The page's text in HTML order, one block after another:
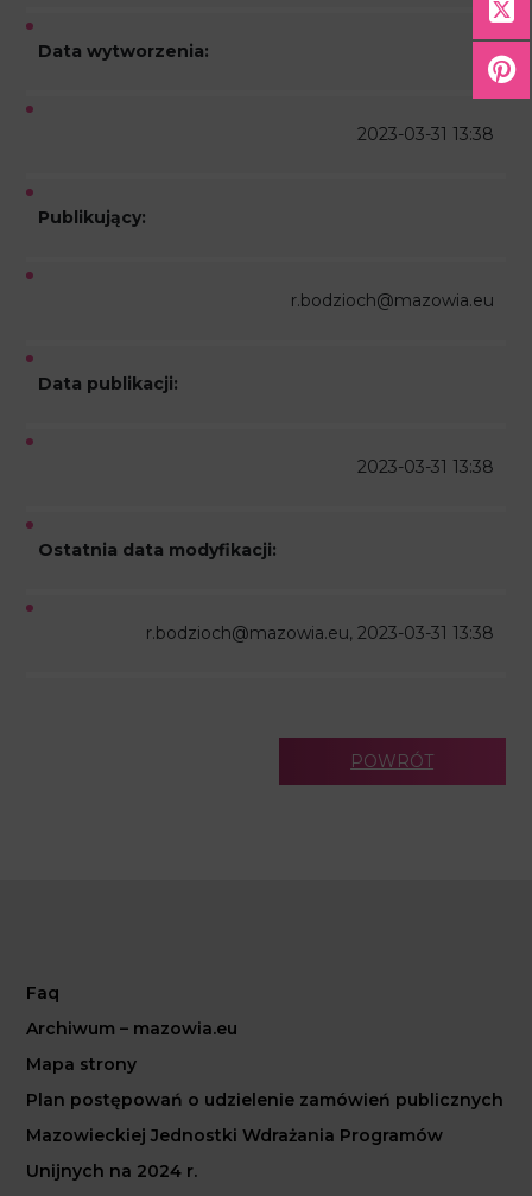
Data wytworzenia:
2023-03-31 13:38
Publikujący:
r.bodzioch@mazowia.eu
Data publikacji:
2023-03-31 13:38
Ostatnia data modyfikacji:
r.bodzioch@mazowia.eu, 2023-03-31 13:38
POWRÓT
Faq
Archiwum – mazowia.eu
Mapa strony
Plan postępowań o udzielenie zamówień publicznych
Mazowieckiej Jednostki Wdrażania Programów
Unijnych na 2024 r.